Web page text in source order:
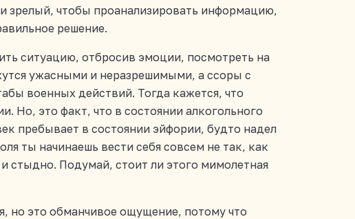
зрелый, чтобы проанализировать информацию,
решение.
ситуацию, отбросив эмоции, посмотреть на
ужасными и неразрешимыми, а ссоры с
военных действий. Тогда кажется, что
Но, это факт, что в состоянии алкогольного
пребывает в состоянии эйфории, будто надел
ты начинаешь вести себя совсем не так, как
стыдно. Подумай, стоит ли этого мимолетная
но это обманчивое ощущение, потому что